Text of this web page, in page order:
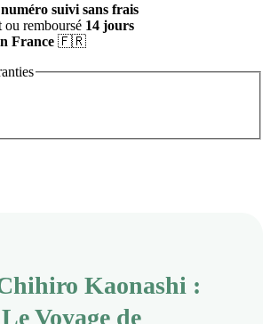
numéro suivi sans frais
ou remboursé 14 jours
France 🇫🇷
Kaonashi :
Voyage de